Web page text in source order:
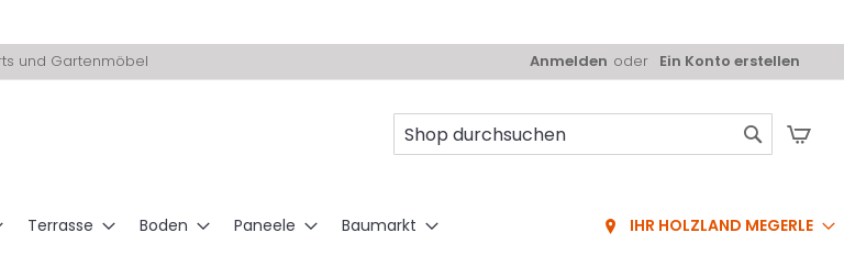
und Gartenmöbel Anmelden Ein Konto erstellen
Terrasse Boden Paneele Baumarkt IHR HOLZLAND MEGERLE